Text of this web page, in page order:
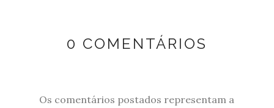
0 COMENTÁRIOS
Os comentários postados representam a